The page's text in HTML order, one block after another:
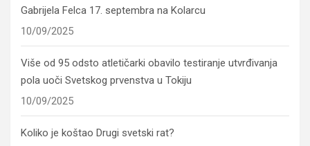
Gabrijela Felca 17. septembra na Kolarcu
10/09/2025
Više od 95 odsto atletičarki obavilo testiranje utvrđivanja
pola uoči Svetskog prvenstva u Tokiju
10/09/2025
Koliko je koštao Drugi svetski rat?